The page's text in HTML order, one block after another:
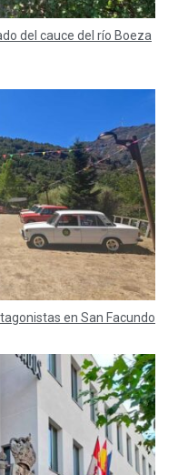
del cauce del río Boeza
en San Facundo